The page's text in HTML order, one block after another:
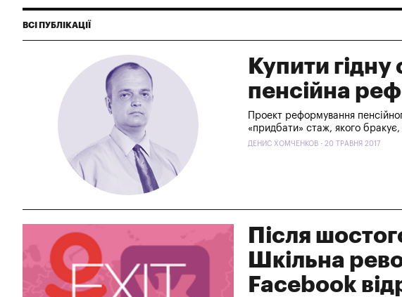
ВСІ ПУБЛІКАЦІЇ
Купити
пенсійна
Проект реформування
«придбати» стаж, якого
ДЕНИС ХОМЧЕНКОВ - 20 ТРАВНЯ 2017
Після
Шкільна
Facebook